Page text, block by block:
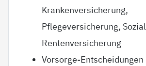
Krankenversicherung,
Pflegeversicherung,
Rentenversicherung
Vorsorge-Entscheidungen